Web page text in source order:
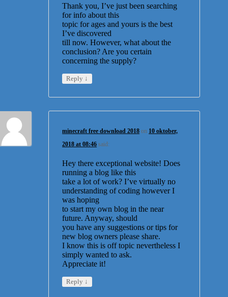
Thank you, I’ve just been searching
for info about this
topic for ages and yours is the best
I’ve discovered
till now. However, what about the
conclusion? Are you certain
concerning the supply?
Reply ↓
minecraft free download 2018 on 10 oktober,
2018 at 08:46 said:
Hey there exceptional website! Does
running a blog like this
take a lot of work? I’ve virtually no
understanding of coding however I
was hoping
to start my own blog in the near
future. Anyway, should
you have any suggestions or tips for
new blog owners please share.
I know this is off topic nevertheless I
simply wanted to ask.
Appreciate it!
Reply ↓